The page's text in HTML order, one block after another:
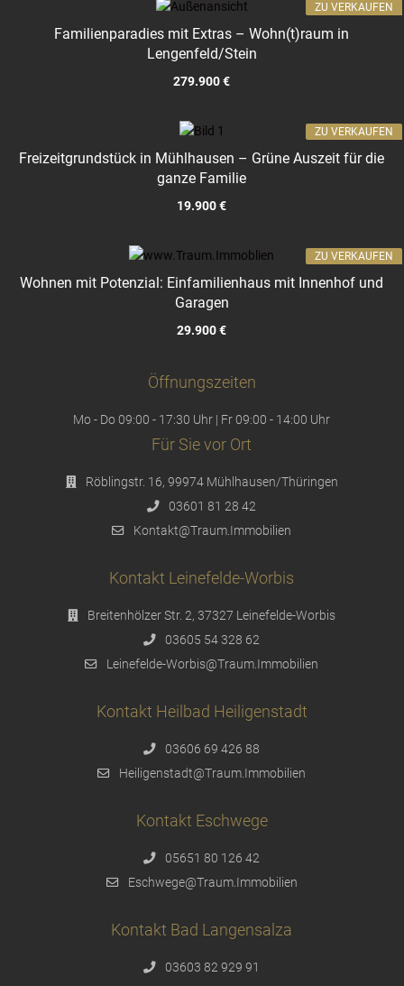
Familienparadies mit Extras – Wohn(t)raum in
Lengenfeld/Stein
279.900 €
ZU VERKAUFEN
Freizeitgrundstück in Mühlhausen – Grüne Auszeit für die
ganze Familie
19.900 €
ZU VERKAUFEN
Wohnen mit Potenzial: Einfamilienhaus mit Innenhof und
Garagen
29.900 €
ZU VERKAUFEN
Öffnungszeiten
Mo - Do 09:00 - 17:30 Uhr | Fr 09:00 - 14:00 Uhr
Für Sie vor Ort
Röblingstr. 16, 99974 Mühlhausen/Thüringen
03601 81 28 42
Kontakt@Traum.Immobilien
Kontakt Leinefelde-Worbis
Breitenhölzer Str. 2, 37327 Leinefelde-Worbis
03605 54 328 62
Leinefelde-Worbis@Traum.Immobilien
Kontakt Heilbad Heiligenstadt
03606 69 426 88
Heiligenstadt@Traum.Immobilien
Kontakt Eschwege
05651 80 126 42
Eschwege@Traum.Immobilien
Kontakt Bad Langensalza
03603 82 929 91